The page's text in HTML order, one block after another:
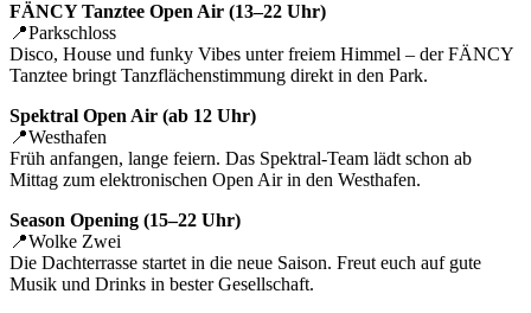
FÄNCY Tanztee Open Air (13–22 Uhr)
📍Parkschloss
Disco, House und funky Vibes unter freiem Himmel – der FÄNCY
Tanztee bringt Tanzflächenstimmung direkt in den Park.
Spektral Open Air (ab 12 Uhr)
📍Westhafen
Früh anfangen, lange feiern. Das Spektral-Team lädt schon ab
Mittag zum elektronischen Open Air in den Westhafen.
Season Opening (15–22 Uhr)
📍Wolke Zwei
Die Dachterrasse startet in die neue Saison. Freut euch auf gute
Musik und Drinks in bester Gesellschaft.